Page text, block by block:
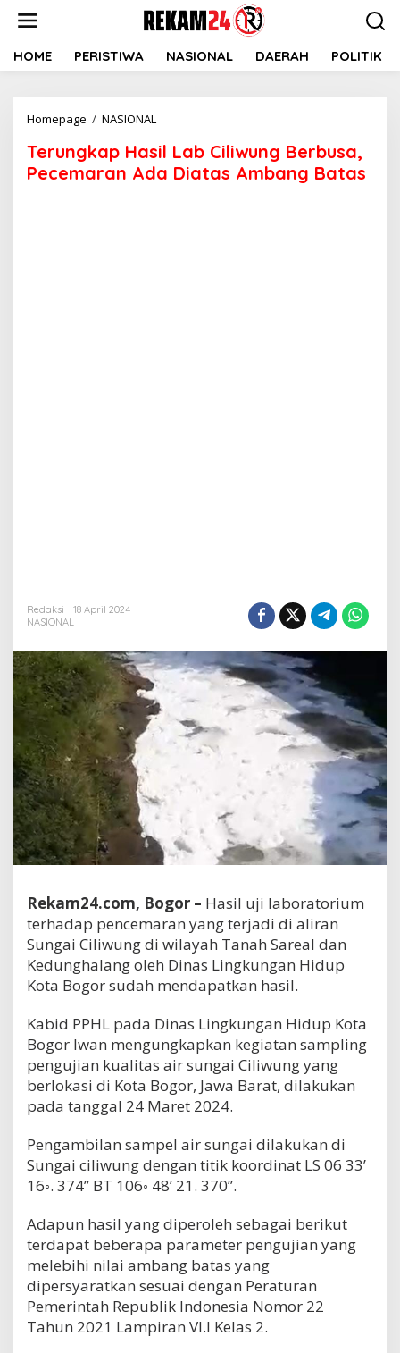
HOME PERISTIWA NASIONAL DAERAH POLITIK
Homepage / NASIONAL
Lab
Ciliwung
Terungkap Hasil Lab Ciliwung Berbusa,
Pecemaran Ada Diatas Ambang Batas
Redaksi
18 April 2024
NASIONAL
Rekam24.com, Bogor – Hasil uji laboratorium
terhadap pencemaran yang terjadi di aliran
Sungai Ciliwung di wilayah Tanah Sareal dan
Kedunghalang oleh Dinas Lingkungan Hidup
Kota Bogor sudah mendapatkan hasil.
Kabid PPHL pada Dinas Lingkungan Hidup Kota
Bogor Iwan mengungkapkan kegiatan sampling
pengujian kualitas air sungai Ciliwung yang
berlokasi di Kota Bogor, Jawa Barat, dilakukan
pada tanggal 24 Maret 2024.
Pengambilan sampel air sungai dilakukan di
Sungai ciliwung dengan titik koordinat LS 06 33’
16◦. 374’’ BT 106◦ 48’ 21. 370’’.
Adapun hasil yang diperoleh sebagai berikut
terdapat beberapa parameter pengujian yang
melebihi nilai ambang batas yang
dipersyaratkan sesuai dengan Peraturan
Pemerintah Republik Indonesia Nomor 22
Tahun 2021 Lampiran VI.I Kelas 2.